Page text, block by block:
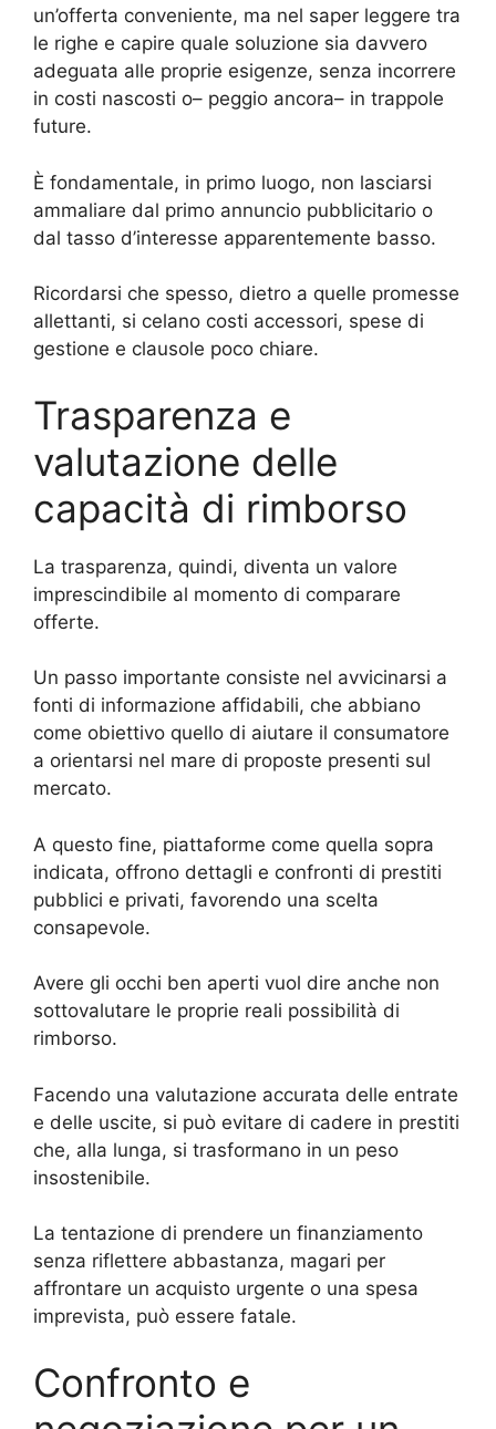
un’offerta conveniente, ma nel saper leggere tra
le righe e capire quale soluzione sia davvero
adeguata alle proprie esigenze, senza incorrere
in costi nascosti o– peggio ancora– in trappole
future.
È fondamentale, in primo luogo, non lasciarsi
ammaliare dal primo annuncio pubblicitario o
dal tasso d’interesse apparentemente basso.
Ricordarsi che spesso, dietro a quelle promesse
allettanti, si celano costi accessori, spese di
gestione e clausole poco chiare.
Trasparenza e
valutazione delle
capacità di rimborso
La trasparenza, quindi, diventa un valore
imprescindibile al momento di comparare
offerte.
Un passo importante consiste nel avvicinarsi a
fonti di informazione affidabili, che abbiano
come obiettivo quello di aiutare il consumatore
a orientarsi nel mare di proposte presenti sul
mercato.
A questo fine, piattaforme come quella sopra
indicata, offrono dettagli e confronti di prestiti
pubblici e privati, favorendo una scelta
consapevole.
Avere gli occhi ben aperti vuol dire anche non
sottovalutare le proprie reali possibilità di
rimborso.
Facendo una valutazione accurata delle entrate
e delle uscite, si può evitare di cadere in prestiti
che, alla lunga, si trasformano in un peso
insostenibile.
La tentazione di prendere un finanziamento
senza riflettere abbastanza, magari per
affrontare un acquisto urgente o una spesa
imprevista, può essere fatale.
Confronto e